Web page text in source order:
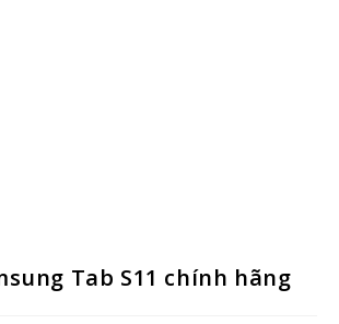
Tab S11 chính hãng